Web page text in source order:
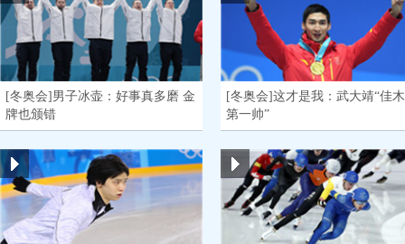
[冬奥会]男子冰壶：好事真多磨 金
牌也颁错
[冬奥会]这才是我：武大靖“佳
第一帅”